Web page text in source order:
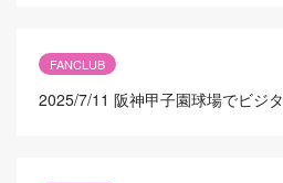
FANCLUB
2025/7/11 阪神甲子園球場でビジ